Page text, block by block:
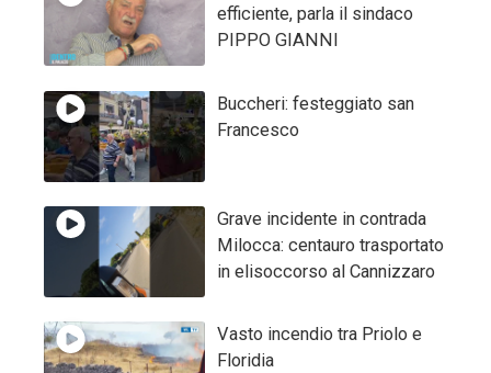
efficiente, parla il sindaco
PIPPO GIANNI
Buccheri: festeggiato san
Francesco
Grave incidente in contrada
Milocca: centauro trasportato
in elisoccorso al Cannizzaro
Vasto incendio tra Priolo e
Floridia